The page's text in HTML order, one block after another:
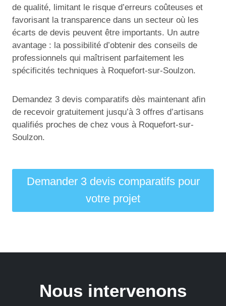
de qualité, limitant le risque d’erreurs coûteuses et
favorisant la transparence dans un secteur où les
écarts de devis peuvent être importants. Un autre
avantage : la possibilité d’obtenir des conseils de
professionnels qui maîtrisent parfaitement les
spécificités techniques à Roquefort-sur-Soulzon.
Demandez 3 devis comparatifs dès maintenant afin
de recevoir gratuitement jusqu’à 3 offres d’artisans
qualifiés proches de chez vous à Roquefort-sur-
Soulzon.
Demander 3 devis comparatifs pour
votre projet
Nous intervenons